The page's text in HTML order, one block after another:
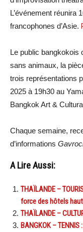
L’événement réunira
francophones d’Asie.
Le public bangkokois
sans animaux, la
trois représentations
2025 à 19h30 au
Bangkok Art &
Chaque semaine,
d’informations
A Lire Aussi:
THAÏLANDE –
force des hôtels
THAÏLANDE –
BANGKOK –